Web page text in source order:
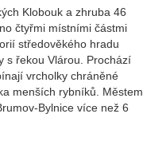
Klobouk a zhruba 46
čtyřmi místními částmi
středověkého hradu
s řekou Vlárou. Prochází
vrcholky chráněné
menších rybníků. Městem
Bylnice více než 6